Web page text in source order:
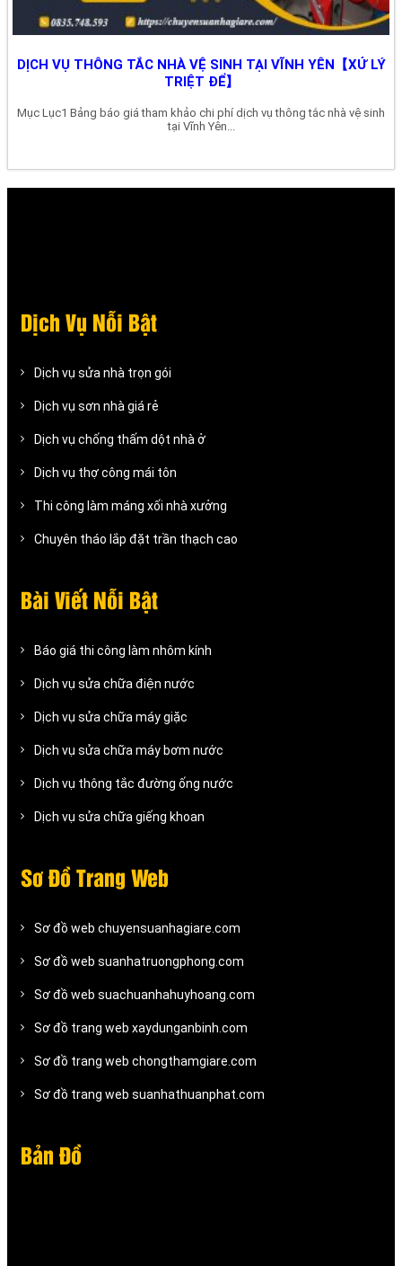
DỊCH VỤ THÔNG TẮC NHÀ VỆ SINH TẠI VĨNH YÊN【XỬ LÝ
TRIỆT ĐỂ】
Mục Lục1 Bảng báo giá tham khảo chi phí dịch vụ thông tắc nhà vệ sinh
tại Vĩnh Yên...
Dịch Vụ Nỗi Bật
Dịch vụ sửa nhà trọn gói
Dịch vụ sơn nhà giá rẻ
Dịch vụ chống thấm dột nhà ở
Dịch vụ thợ công mái tôn
Thi công làm máng xối nhà xưởng
Chuyên tháo lắp đặt trần thạch cao
Bài Viết Nỗi Bật
Báo giá thi công làm nhôm kính
Dịch vụ sửa chữa điện nước
Dịch vụ sửa chữa máy giặc
Dịch vụ sửa chữa máy bơm nước
Dịch vụ thông tắc đường ống nước
Dịch vụ sửa chữa giếng khoan
Sơ Đồ Trang Web
Sơ đồ web chuyensuanhagiare.com
Sơ đồ web suanhatruongphong.com
Sơ đồ web suachuanhahuyhoang.com
Sơ đồ trang web xaydunganbinh.com
Sơ đồ trang web chongthamgiare.com
Sơ đồ trang web suanhathuanphat.com
Bản Đồ